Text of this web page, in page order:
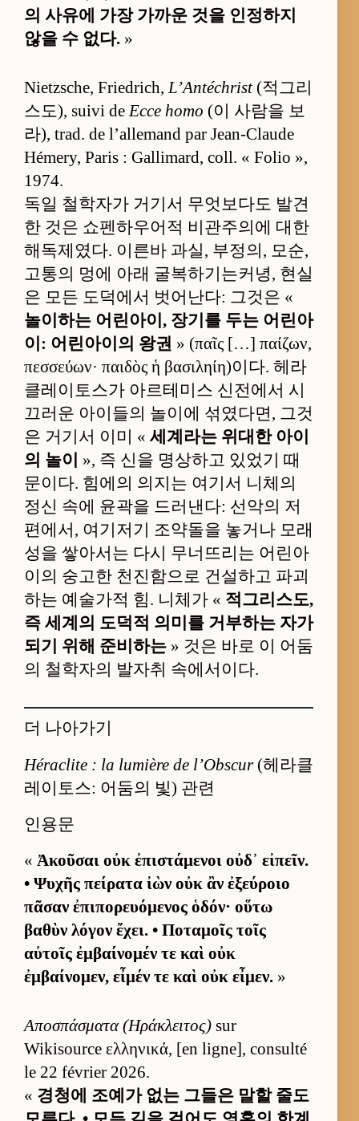
의 사유에 가장 가까운 것을 인정하지
않을 수 없다. »
Nietzsche, Friedrich,L’Antéchrist(적그리
스도), suivi deEcce homo (이 사람을 보
라), trad. de l’allemand par Jean-Claude
Hémery, Paris : Gallimard, coll. « Folio »,
1974.
독일 철학자가 거기서 무엇보다도 발견
한 것은 쇼펜하우어적 비관주의에 대한
해독제였다. 이른바 과실, 부정의, 모순,
고통의 멍에 아래 굴복하기는커녕, 현실
은 모든 도덕에서 벗어난다: 그것은 «
놀이하는 어린아이, 장기를 두는 어린아
이: 어린아이의 왕권 » (παῖς […] παίζων,
πεσσεύων· παιδὸς ἡ βασιληίη)이다. 헤라
클레이토스가 아르테미스 신전에서 시
끄러운 아이들의 놀이에 섞였다면, 그것
은 거기서 이미 « 세계라는 위대한 아이
의 놀이 », 즉 신을 명상하고 있었기 때
문이다. 힘에의 의지는 여기서 니체의
정신 속에 윤곽을 드러낸다: 선악의 저
편에서, 여기저기 조약돌을 놓거나 모래
성을 쌓아서는 다시 무너뜨리는 어린아
이의 숭고한 천진함으로 건설하고 파괴
하는 예술가적 힘. 니체가 « 적그리스도,
즉 세계의 도덕적 의미를 거부하는 자가
되기 위해 준비하는 » 것은 바로 이 어둠
의 철학자의 발자취 속에서이다.
더 나아가기
Héraclite : la lumière de l’Obscur(헤라클
레이토스: 어둠의 빛) 관련
인용문
« Ἀκοῦσαι οὐκ ἐπιστάμενοι οὐδ᾽ εἰπεῖν.
• Ψυχῆς πείρατα ἰὼν οὐκ ἂν ἐξεύροιο
πᾶσαν ἐπιπορευόμενος ὁδόν· οὕτω
βαθὺν λόγον ἔχει. • Ποταμοῖς τοῖς
αὐτοῖς ἐμβαίνομέν τε καὶ οὐκ
ἐμβαίνομεν, εἶμέν τε καὶ οὐκ εἶμεν. »
Αποσπάσματα (Ηράκλειτος) sur
Wikisource ελληνικά, [en ligne], consulté
le 22 février 2026.
« 경청에 조예가 없는 그들은 말할 줄도